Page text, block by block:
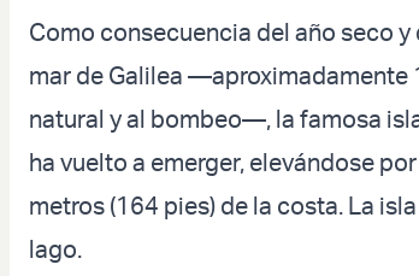
Como consecuencia del año seco
mar de Galilea —aproximadamente
natural y al bombeo—, la famosa
ha vuelto a emerger, elevándose
metros (164 pies) de la costa. La
lago.